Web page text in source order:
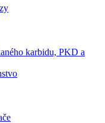
karbidu, PKD a